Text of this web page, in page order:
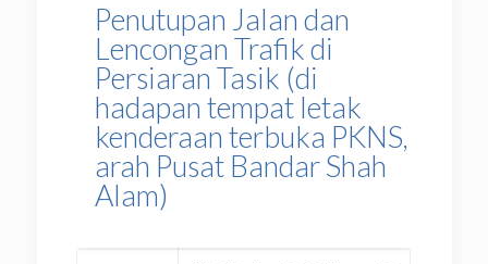
Penutupan Jalan dan
Lencongan Trafik di
Persiaran Tasik (di
hadapan tempat letak
kenderaan terbuka PKNS,
arah Pusat Bandar Shah
Alam)